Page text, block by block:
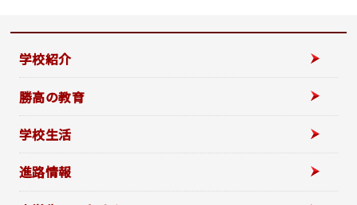
学校紹介
勝高の教育
学校生活
進路情報